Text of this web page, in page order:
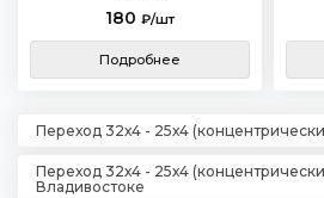
180 ₽/шт
Подробнее
Переход 32х4 - 25х4
Переход 32х4 - 25х4
Владивостоке